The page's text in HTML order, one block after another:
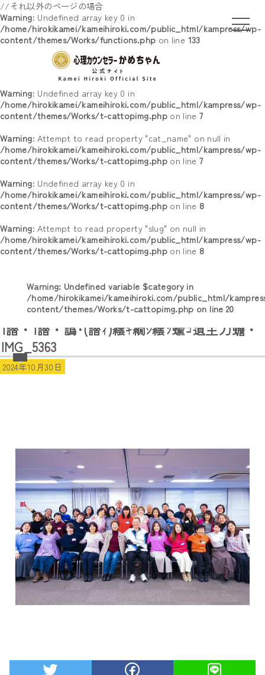
//それ以外のページの場合
Warning: Undefined array key 0 in
/home/hirokikamei/kameihiroki.com/public_html/kampress/wp-
content/themes/Works/functions.php on line 133
Warning: Undefined array key 0 in
/home/hirokikamei/kameihiroki.com/public_html/kampress/wp-
content/themes/Works/t-cattopimg.phpon line7
Warning: Attempt to read property "cat_name" on null in
/home/hirokikamei/kameihiroki.com/public_html/kampress/wp-
content/themes/Works/t-cattopimg.phpon line7
Warning: Undefined array key 0 in
/home/hirokikamei/kameihiroki.com/public_html/kampress/wp-
content/themes/Works/t-cattopimg.phpon line 8
Warning: Attempt to read property "slug" on null in
/home/hirokikamei/kameihiroki.com/public_html/kampress/wp-
content/themes/Works/t-cattopimg.phpon line 8
Warning: Undefined variable $category in
/home/hirokikamei/kameihiroki.com/public_html/
content/themes/Works/t-cattopimg.php on line20
1譛・1譛・譌･(譛ｨ)繧ｷ繝ｼ繧ｿ蝓ｺ遉主刀蟾・
IMG_5363
2024年10月30日